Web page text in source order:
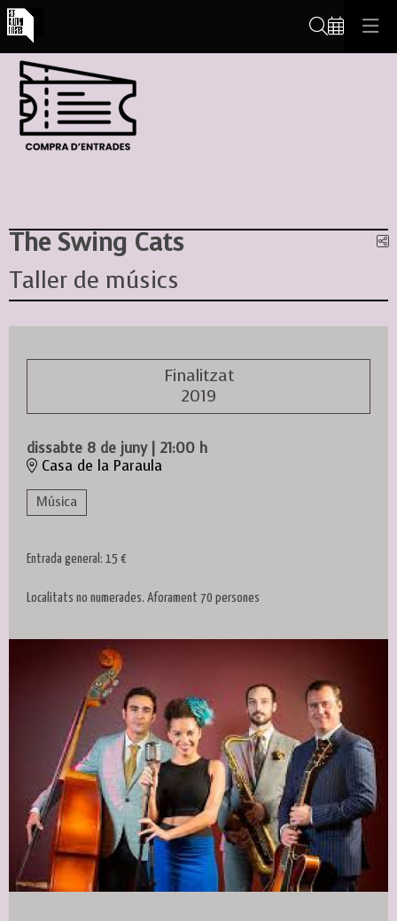
The Swing Cats
Taller de músics
Finalitzat
2019
dissabte 8 de juny| 21:00 h
Casa de la Paraula
Música
Entrada general: 15 €
Localitats no numerades. Aforament 70 persones